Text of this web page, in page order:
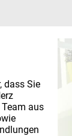
dass Sie
aus